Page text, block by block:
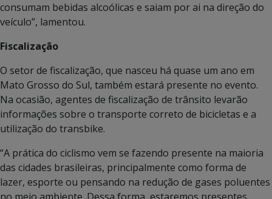
consumam bebidas alcoólicas e saiam por ai na direção do
veículo”, lamentou.
Fiscalização
O setor de fiscalização, que nasceu há quase um ano em
Mato Grosso do Sul, também estará presente no evento.
Na ocasião, agentes de fiscalização de trânsito levarão
informações sobre o transporte correto de bicicletas e a
utilização do transbike.
“A prática do ciclismo vem se fazendo presente na maioria
das cidades brasileiras, principalmente como forma de
lazer, esporte ou pensando na redução de gases poluentes